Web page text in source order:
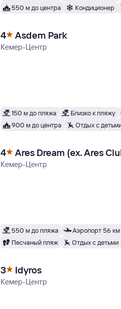
550 м до центра
Кондиционер
4 Asdem Park
Кемер-Центр
150 м до пляжа Близко к пляжу
900 м до центра
Отдых с
4 Ares Dream (ex. Ares
Кемер-Центр
550 м до пляжа Аэропорт 56 км
Песчаный пляж
Отдых с детьми
3 Idyros
Кемер-Центр